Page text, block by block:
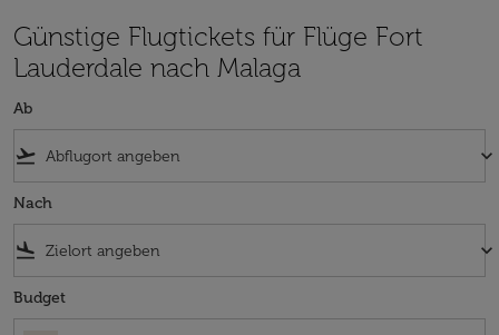
Günstige Flugtickets für Flüge Fort
Lauderdale nach Malaga
Ab
flight_takeoff keyboard_arrow_down
Nach
flight_land keyboard_arrow_down
Budget